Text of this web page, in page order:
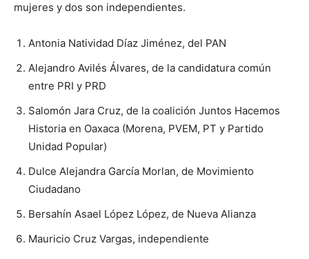
mujeres y dos son independientes.
Antonia Natividad Díaz Jiménez, del PAN
Alejandro Avilés Álvares, de la candidatura común
entre PRI y PRD
Salomón Jara Cruz, de la coalición Juntos Hacemos
Historia en Oaxaca (Morena, PVEM, PT y Partido
Unidad Popular)
Dulce Alejandra García Morlan, de Movimiento
Ciudadano
Bersahín Asael López López, de Nueva Alianza
Mauricio Cruz Vargas, independiente